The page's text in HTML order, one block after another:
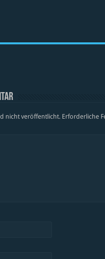
nicht veröffentlicht. Erforderliche